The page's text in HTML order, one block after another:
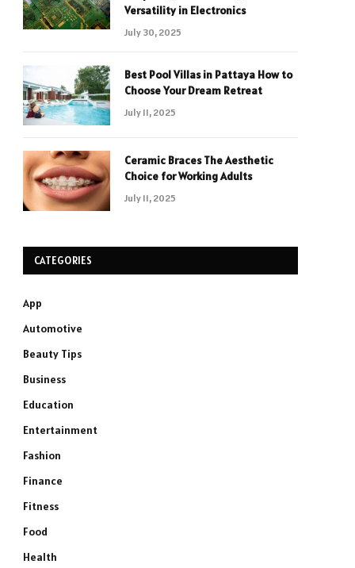
Versatility in Electronics
July 30, 2025
Best Pool Villas in Pattaya How to
Choose Your Dream Retreat
July 11, 2025
Ceramic Braces The Aesthetic
Choice for Working Adults
July 11, 2025
CATEGORIES
App
Automotive
Beauty Tips
Business
Education
Entertainment
Fashion
Finance
Fitness
Food
Health